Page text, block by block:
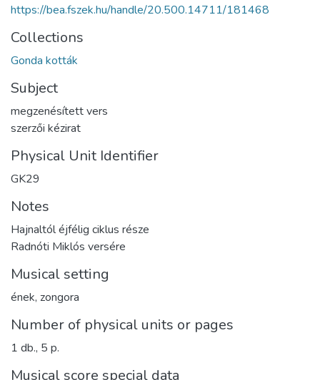
https://bea.fszek.hu/handle/20.500.14711/181468
Collections
Gonda kották
Subject
megzenésített vers
szerzői kézirat
Physical Unit Identifier
GK29
Notes
Hajnaltól éjfélig ciklus része
Radnóti Miklós versére
Musical setting
ének, zongora
Number of physical units or pages
1 db., 5 p.
Musical score special data